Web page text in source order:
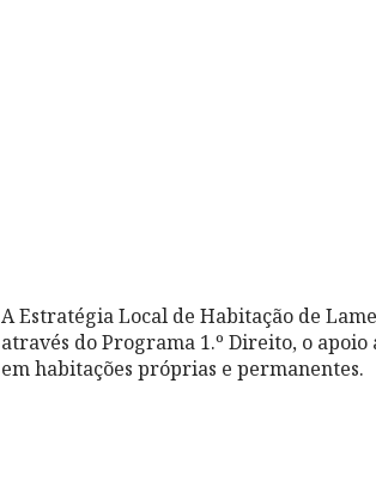
A Estratégia Local de Habitação de
através do Programa 1.º Direito, o
em habitações próprias e permanentes.